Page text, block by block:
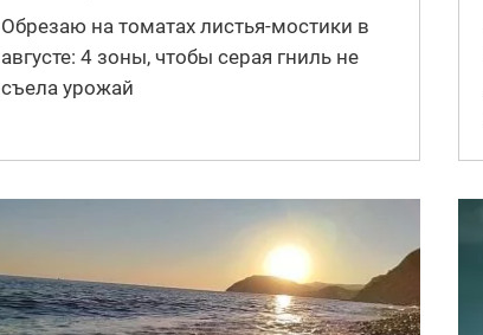
Обрезаю на томатах листья-мостики в
августе: 4 зоны, чтобы серая гниль не
съела урожай